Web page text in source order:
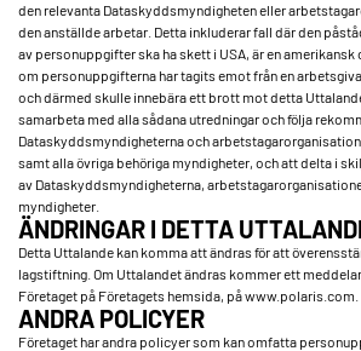
den relevanta Dataskyddsmyndigheten eller
den anställde arbetar. Detta inkluderar fall där den
av personuppgifter ska ha skett i USA, är en
om personuppgifterna har tagits emot från en
och därmed skulle innebära ett brott mot detta
samarbeta med alla sådana utredningar och följa
Dataskyddsmyndigheterna och
samt alla övriga behöriga myndigheter, och att delta i
av Dataskyddsmyndigheterna,
myndigheter.
ÄNDRINGAR I DETTA
Detta Uttalande kan komma att ändras för att
lagstiftning. Om Uttalandet ändras kommer ett
Företaget på Företagets hemsida, på www.polaris.com.
ANDRA POLICYER
Företaget har andra policyer som kan omfatta